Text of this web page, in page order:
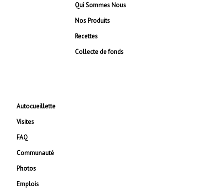
Qui Sommes Nous
Nos Produits
Recettes
Collecte de fonds
Autocueillette
Visites
FAQ
Communauté
Photos
Emplois